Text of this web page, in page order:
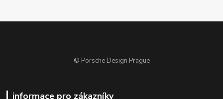
© Porsche Design Prague
informace pro zákazníky